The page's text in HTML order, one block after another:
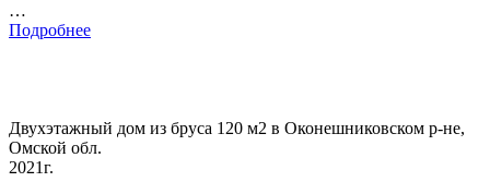
…
Подробнее
Двухэтажный дом из бруса 120 м2 в Оконешниковском р-не,
Омской обл.
2021г.